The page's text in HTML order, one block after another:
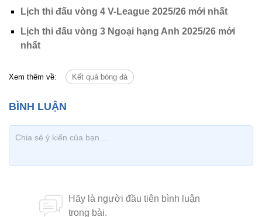
Lịch thi đấu vòng 4 V-League 2025/26 mới nhất
Lịch thi đấu vòng 3 Ngoại hạng Anh 2025/26 mới
nhất
Xem thêm về: Kết quả bóng đá